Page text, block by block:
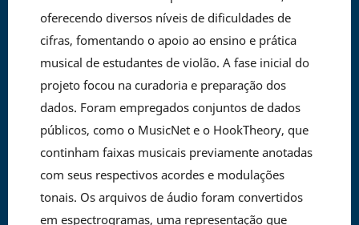
oferecendo diversos níveis de dificuldades de
cifras, fomentando o apoio ao ensino e prática
musical de estudantes de violão. A fase inicial do
projeto focou na curadoria e preparação dos
dados. Foram empregados conjuntos de dados
públicos, como o MusicNet e o HookTheory, que
continham faixas musicais previamente anotadas
com seus respectivos acordes e modulações
tonais. Os arquivos de áudio foram convertidos
em espectrogramas, uma representação que